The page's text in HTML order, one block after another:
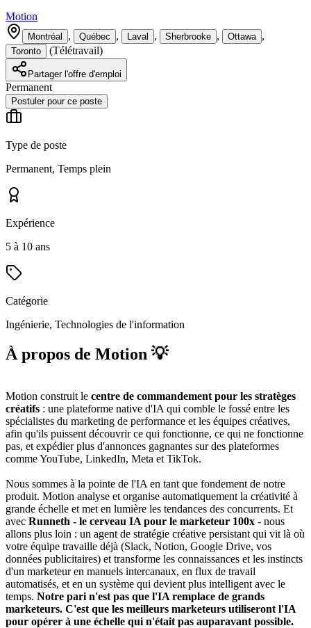
Motion
Montréal , Québec , Laval , Sherbrooke , Ottawa ,
Toronto (Télétravail)
Partager l'offre d'emploi
Permanent
Postuler pour ce poste
Type de poste
Permanent, Temps plein
Expérience
5 à 10 ans
Catégorie
Ingénierie, Technologies de l'information
À propos de Motion 💡
Motion construit le centre de commandement pour les stratèges
créatifs : une plateforme native d'IA qui comble le fossé entre les
spécialistes du marketing de performance et les équipes créatives,
afin qu'ils puissent découvrir ce qui fonctionne, ce qui ne fonctionne
pas, et expédier plus d'annonces gagnantes sur des plateformes
comme YouTube, LinkedIn, Meta et TikTok.
Nous sommes à la pointe de l'IA en tant que fondement de notre
produit. Motion analyse et organise automatiquement la créativité à
grande échelle et met en lumière les tendances des concurrents. Et
avec Runneth - le cerveau IA pour le marketeur 100x - nous
allons plus loin : un agent de stratégie créative persistant qui vit là où
votre équipe travaille déjà (Slack, Notion, Google Drive, vos
données publicitaires) et transforme les connaissances et les instincts
d'un marketeur en manuels intercanaux, en flux de travail
automatisés, et en un système qui devient plus intelligent avec le
temps. Notre pari n'est pas que l'IA remplace de grands
marketeurs. C'est que les meilleurs marketeurs utiliseront l'IA
pour opérer à une échelle qui n'était pas auparavant possible.